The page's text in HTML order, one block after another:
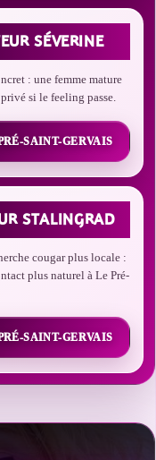
SÉVERINE
: une femme mature
si le feeling passe.
SAINT-GERVAIS
STALINGRAD
cougar plus locale :
plus naturel à Le Pré-
SAINT-GERVAIS